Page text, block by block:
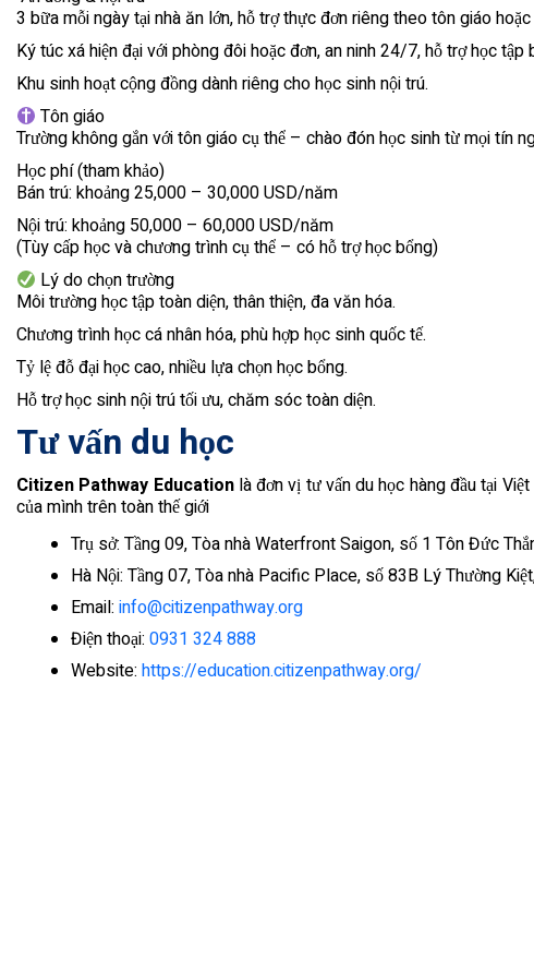
3 bữa mỗi ngày tại nhà ăn lớn, hỗ trợ thực đơn riêng theo tôn giáo
Ký túc xá hiện đại với phòng đôi hoặc đơn, an ninh 24/7, hỗ trợ học tập
Khu sinh hoạt cộng đồng dành riêng cho học sinh nội trú.
Tôn giáo
Trường không gắn với tôn giáo cụ thể – chào đón học sinh từ mọi tín
Học phí (tham khảo)
Bán trú: khoảng 25,000 – 30,000 USD/năm
Nội trú: khoảng 50,000 – 60,000 USD/năm
(Tùy cấp học và chương trình cụ thể – có hỗ trợ học bổng)
Lý do chọn trường
Môi trường học tập toàn diện, thân thiện, đa văn hóa.
Chương trình học cá nhân hóa, phù hợp học sinh quốc tế.
Tỷ lệ đỗ đại học cao, nhiều lựa chọn học bổng.
Hỗ trợ học sinh nội trú tối ưu, chăm sóc toàn diện.
Tư vấn du học
Citizen Pathway Education là đơn vị tư vấn du học hàng đầu tại
của mình trên toàn thế giới
Trụ sở: Tầng 09, Tòa nhà Waterfront Saigon, số 1 Tôn Đức
Hà Nội: Tầng 07, Tòa nhà Pacific Place, số 83B Lý Thường
Email: info@citizenpathway.org
Điện thoại: 0931 324 888
Website: https://education.citizenpathway.org/